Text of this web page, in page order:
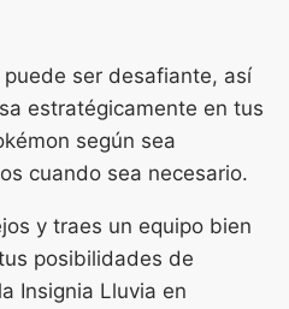
ser desafiante, así
estratégicamente en tus
según sea
cuando sea necesario.
y traes un equipo bien
posibilidades de
Insignia Lluvia en